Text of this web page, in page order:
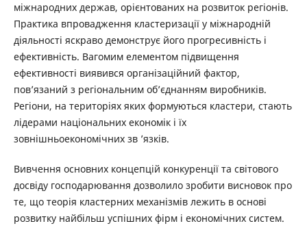
міжнародних держав, орієнтованих на розвиток регіонів.
Практика впровадження кластеризації у міжнародній
діяльності яскраво демонструє його прогресивність і
ефективність. Вагомим елементом підвищення
ефективності виявився організаційний фактор,
пов’язаний з регіональним об’єднанням виробників.
Регіони, на територіях яких формуються кластери, стають
лідерами національних економік і їх
зовнішньоекономічних зв ’язків.
Вивчення основних концепцій конкуренції та світового
досвіду господарювання дозволило зробити висновок про
те, що теорія кластерних механізмів лежить в основі
розвитку найбільш успішних фірм і економічних систем.